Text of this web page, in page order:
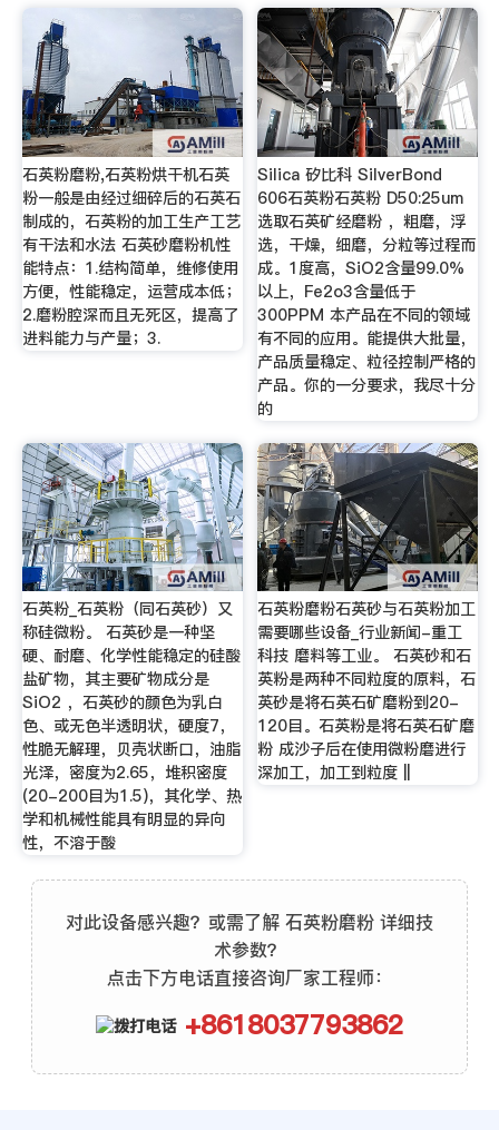
石英粉磨粉,石英粉烘干机石英
粉一般是由经过细碎后的石英石
制成的，石英粉的加工生产工艺
有干法和水法 石英砂磨粉机性
能特点：1.结构简单，维修使用
方便，性能稳定，运营成本低；
2.磨粉腔深而且无死区，提高了
进料能力与产量；3.
Silica 矽比科 SilverBond
606石英粉石英粉 D50:25um
选取石英矿经磨粉 ，粗磨，浮
选，干燥，细磨，分粒等过程而
成。1度高，SiO2含量99.0%
以上，Fe2o3含量低于
300PPM 本产品在不同的领域
有不同的应用。能提供大批量，
产品质量稳定、粒径控制严格的
产品。你的一分要求，我尽十分
的
石英粉_石英粉（同石英砂）又
称硅微粉。 石英砂是一种坚
硬、耐磨、化学性能稳定的硅酸
盐矿物，其主要矿物成分是
SiO2 ，石英砂的颜色为乳白
色、或无色半透明状，硬度7，
性脆无解理，贝壳状断口，油脂
光泽，密度为2.65，堆积密度
(20-200目为1.5)，其化学、热
学和机械性能具有明显的异向
性，不溶于酸
石英粉磨粉石英砂与石英粉加工
需要哪些设备_行业新闻-重工
科技 磨料等工业。 石英砂和石
英粉是两种不同粒度的原料，石
英砂是将石英石矿磨粉到20-
120目。石英粉是将石英石矿磨
粉 成沙子后在使用微粉磨进行
深加工，加工到粒度 ||
对此设备感兴趣？或需了解 石英粉磨粉 详细技
术参数？
点击下方电话直接咨询厂家工程师：
+8618037793862